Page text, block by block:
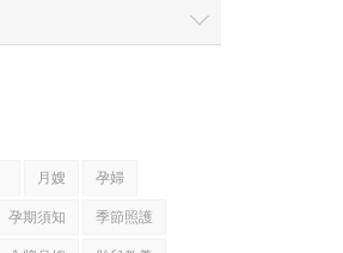
月嫂
孕婦
孕期須知
季節照護